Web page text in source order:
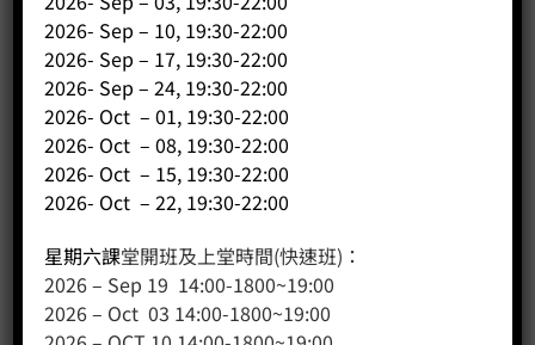
2026- Sep – 10, 19:30-22:00
2026- Sep – 17, 19:30-22:00
2026- Sep – 24, 19:30-22:00
2026- Oct – 01, 19:30-22:00
2026- Oct – 08, 19:30-22:00
2026- Oct – 15, 19:30-22:00
2026- Oct – 22, 19:30-22:00
星期六課堂開班及上堂時間(快速班)：
2026 – Sep 19 14:00-1800~19:00
2026 – Oct 03 14:00-1800~19:00